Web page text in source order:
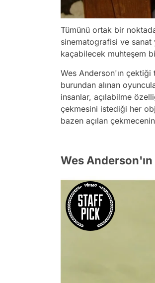
Tümünü ortak bir
sinematografisi ve sanat
kaçabilecek muhteşem
Wes Anderson'ın çektiği
burundan alınan
insanlar, açılabilme
çekmesini istediği her
bazen açılan
Wes Anderson'ın